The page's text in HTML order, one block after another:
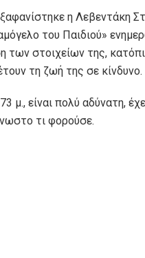
η Λεβεντάκη
του Παιδιού»
στοιχείων της,
τη ζωή της σε κίνδυνο.
μ., είναι πολύ αδύνατη,
τι φορούσε.